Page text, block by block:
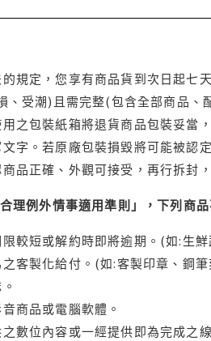
規定，您享有商品貨到次日起七
、受潮)且需完整(包含全部商品、
之包裝紙箱將退貨商品包裝妥當
文字。若原廠包裝損毀將可能被
品正確、外觀可接受，再行拆封
理例外情事適用準則」，下列商
較短或解約時即將逾期。(如:生
客製化給付。(如:客製印章、鋼筆
商品或電腦軟體。
數位內容或一經提供即為完成之